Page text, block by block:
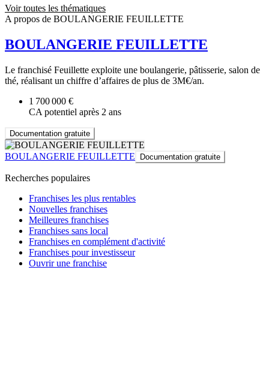
Voir toutes les thématiques
A propos de BOULANGERIE FEUILLETTE
BOULANGERIE FEUILLETTE
Le franchisé Feuillette exploite une boulangerie, pâtisserie, salon de
thé, réalisant un chiffre d’affaires de plus de 3M€/an.
1 700 000 €
CA potentiel après 2 ans
Documentation gratuite
BOULANGERIE FEUILLETTE Documentation gratuite
Recherches populaires
Franchises les plus rentables
Nouvelles franchises
Meilleures franchises
Franchises sans local
Franchises en complément d'activité
Franchises pour investisseur
Ouvrir une franchise